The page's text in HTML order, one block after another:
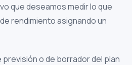
que deseamos medir lo que
rendimiento asignando un
previsión o de borrador del plan